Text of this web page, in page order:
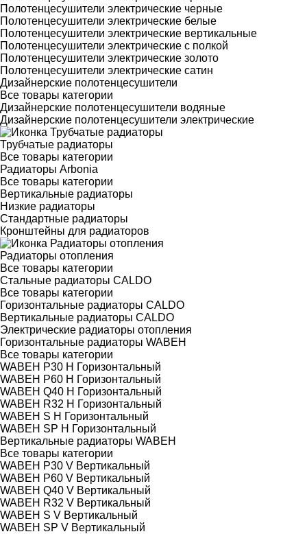
Полотенцесушители электрические черные
Полотенцесушители электрические белые
Полотенцесушители электрические вертикальные
Полотенцесушители электрические с полкой
Полотенцесушители электрические золото
Полотенцесушители электрические сатин
Дизайнерские полотенцесушители
Все товары категории
Дизайнерские полотенцесушители водяные
Дизайнерские полотенцесушители электрические
Трубчатые радиаторы
Все товары категории
Радиаторы Arbonia
Все товары категории
Вертикальные радиаторы
Низкие радиаторы
Стандартные радиаторы
Кронштейны для радиаторов
Радиаторы отопления
Все товары категории
Стальные радиаторы CALDO
Все товары категории
Горизонтальные радиаторы CALDO
Вертикальные радиаторы CALDO
Электрические радиаторы отопления
Горизонтальные радиаторы WABEH
Все товары категории
WABEH P30 H Горизонтальный
WABEH P60 H Горизонтальный
WABEH Q40 H Горизонтальный
WABEH R32 H Горизонтальный
WABEH S H Горизонтальный
WABEH SP H Горизонтальный
Вертикальные радиаторы WABEH
Все товары категории
WABEH P30 V Вертикальный
WABEH P60 V Вертикальный
WABEH Q40 V Вертикальный
WABEH R32 V Вертикальный
WABEH S V Вертикальный
WABEH SP V Вертикальный